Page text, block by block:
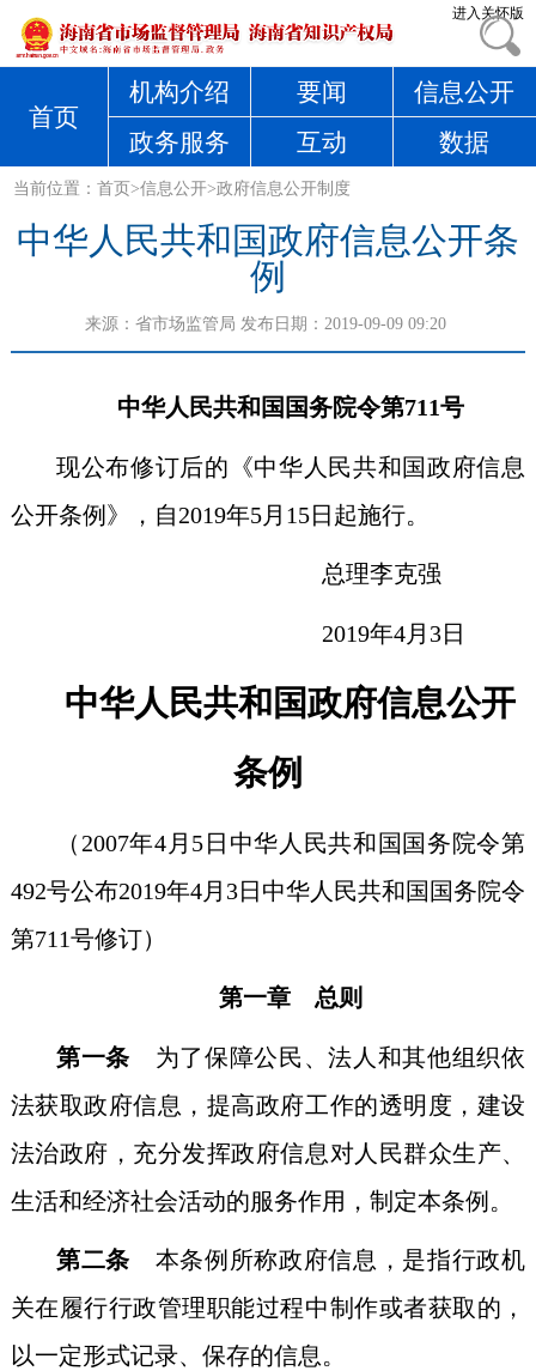
进入关怀版
首页
机构介绍 要闻
信息公开
政务服务
互动 数据
当前位置：首页>信息公开>政府信息公开制度
中华人民共和国政府信息公开条
例
来源： 省市场监管局 发布日期：2019-09-09 09:20
中华人民共和国国务院令第711号
现公布修订后的《中华人民共和国政府信息
公开条例》，自2019年5月15日起施行。
总理李克强
2019年4月3日
中华人民共和国政府信息公开
条例
（2007年4月5日中华人民共和国国务院令第
492号公布2019年4月3日中华人民共和国国务院令
第711号修订）
第一章 总则
第一条 为了保障公民、法人和其他组织依
法获取政府信息，提高政府工作的透明度，建设
法治政府，充分发挥政府信息对人民群众生产、
生活和经济社会活动的服务作用，制定本条例。
第二条 本条例所称政府信息，是指行政机
关在履行行政管理职能过程中制作或者获取的，
以一定形式记录、保存的信息。